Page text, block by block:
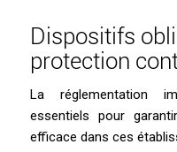
Dispositifs
protection
La réglementation
essentiels pour
efficace dans ces